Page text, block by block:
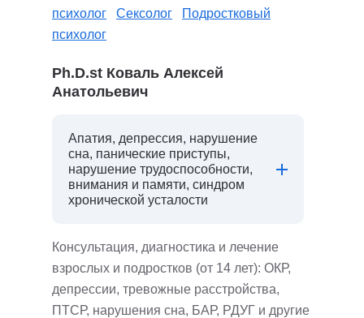
психолог
Сексолог
Подростковый
психолог
Ph.D.st Коваль Алексей
Анатольевич
Апатия, депрессия, нарушение
сна, панические приступы,
нарушение трудоспособности,
внимания и памяти, синдром
хронической усталости
Консультация, диагностика и лечение
взрослых и подростков (от 14 лет): ОКР,
депрессии, тревожные расстройства,
ПТСР, нарушения сна, БАР, РДУГ и другие